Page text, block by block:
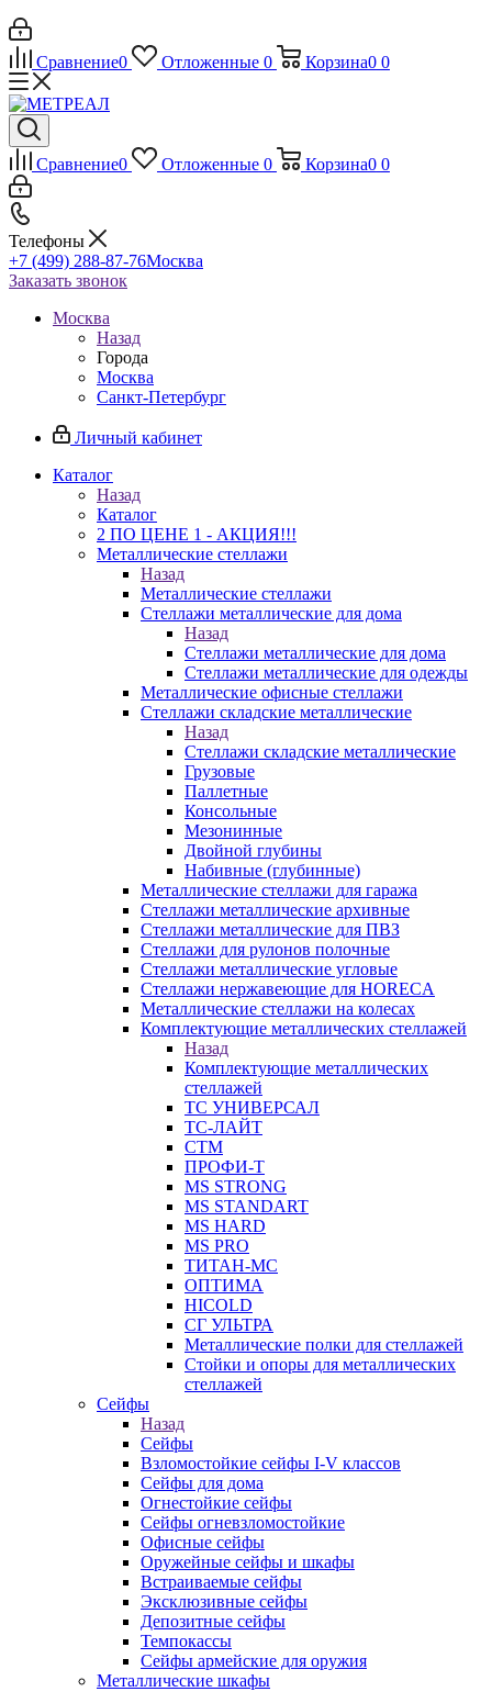
Сравнение0 Отложенные 0 Корзина0 0
Сравнение0 Отложенные 0 Корзина0 0
Телефоны
+7 (499) 288-87-76Москва
Заказать звонок
Москва
Назад
Города
Москва
Санкт-Петербург
Личный кабинет
Каталог
Назад
Каталог
2 ПО ЦЕНЕ 1 - АКЦИЯ!!!
Металлические стеллажи
Назад
Металлические стеллажи
Стеллажи металлические для дома
Назад
Стеллажи металлические для дома
Стеллажи металлические для одежды
Металлические офисные стеллажи
Стеллажи складские металлические
Назад
Стеллажи складские металлические
Грузовые
Паллетные
Консольные
Мезонинные
Двойной глубины
Набивные (глубинные)
Металлические стеллажи для гаража
Стеллажи металлические архивные
Стеллажи металлические для ПВЗ
Стеллажи для рулонов полочные
Стеллажи металлические угловые
Стеллажи нержавеющие для HORECA
Металлические стеллажи на колесах
Комплектующие металлических стеллажей
Назад
Комплектующие металлических
стеллажей
ТС УНИВЕРСАЛ
ТС-ЛАЙТ
СТМ
ПРОФИ-Т
MS STRONG
MS STANDART
MS HARD
MS PRO
ТИТАН-МС
ОПТИМА
HICOLD
СГ УЛЬТРА
Металлические полки для стеллажей
Стойки и опоры для металлических
стеллажей
Сейфы
Назад
Сейфы
Взломостойкие сейфы I-V классов
Сейфы для дома
Огнестойкие сейфы
Сейфы огневзломостойкие
Офисные сейфы
Оружейные сейфы и шкафы
Встраиваемые сейфы
Эксклюзивные сейфы
Депозитные сейфы
Темпокассы
Сейфы армейские для оружия
Металлические шкафы